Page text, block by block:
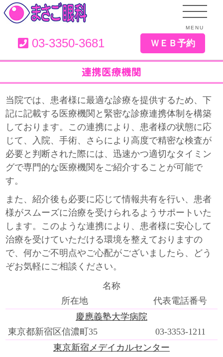
03-3350-3681 ＷＥＢ予約
MENU
連携医療機関
当院では、患者様に最適な診療を提供するため、下
記に記載する医療機関と緊密な診療連携体制を構築
しております。この連携により、患者様の状態に応
じて、入院、手術、さらにより高度で精密な検査が
必要と判断された際には、迅速かつ適切なタイミン
グで専門的な医療機関をご紹介することが可能で
す。
また、紹介後も必要に応じて情報共有を行い、患者
様がスムーズに治療を受けられるようサポートいた
します。このような連携により、患者様に安心して
治療を受けていただける環境を整えておりますの
で、何かご不明点やご心配がございましたら、どう
ぞお気軽にご相談ください。
名称
所在地
代表電話番号
慶應義塾大学病院
東京都新宿区信濃町35
03-3353-1211
東京新宿メデイカルセンター